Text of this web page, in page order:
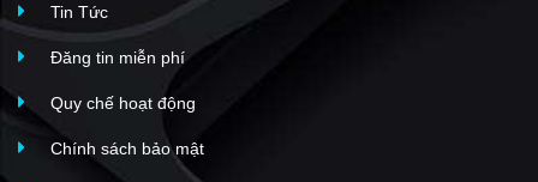
Tin Tức
Đăng tin miễn phí
Quy chế hoạt động
Chính sách bảo mật